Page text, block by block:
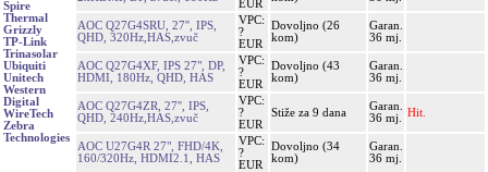
Spire
Thermal
Grizzly
TP-Link
Trinasolar
Ubiquiti
Unitech
Western
Digital
WireTech
Zebra
Technologies
EUR
AOC Q27G4SRU, 27'', IPS,
QHD, 320Hz,HAS,zvuč
VPC:
?
EUR
Dovoljno (26
kom)
Garan.
36 mj.
AOC Q27G4XF, IPS 27", DP,
HDMI, 180Hz, QHD, HAS
VPC:
?
EUR
Dovoljno (43
kom)
Garan.
36 mj.
AOC Q27G4ZR, 27'', IPS,
QHD, 240Hz,HAS,zvuč
VPC:
?
EUR
Stiže za 9 dana
Garan.
36 mj.
Hit.
AOC U27G4R 27", FHD/4K,
160/320Hz, HDMI2.1, HAS
VPC:
?
EUR
Dovoljno (34
kom)
Garan.
36 mj.